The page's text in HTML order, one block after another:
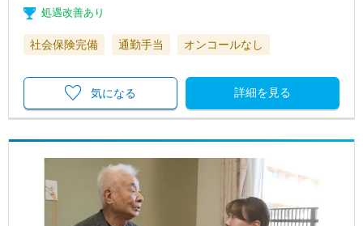
処遇改善あり
社会保険完備 通勤手当 オンコールなし
詳細を見る
気になる